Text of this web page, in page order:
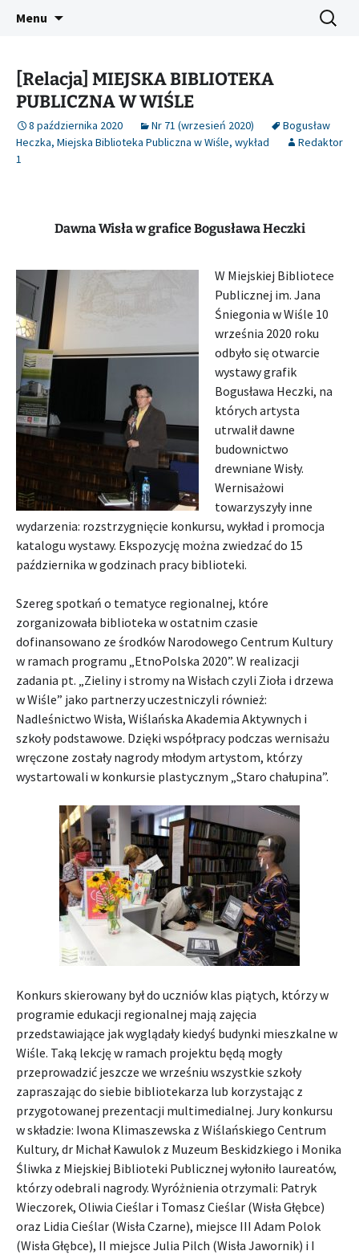
Śląski Pegaz
Platforma inicjatyw bibliotecznych
Menu Szukaj:
[Relacja] MIEJSKA BIBLIOTEKA
PUBLICZNA W WIŚLE
8 października 2020 Nr 71 (wrzesień 2020)
Bogusław
Heczka, Miejska Biblioteka Publiczna w Wiśle, wykład
Redaktor
1
Dawna Wisła w grafice Bogusława Heczki
W Miejskiej Bibliotece
Publicznej im. Jana
Śniegonia w Wiśle 10
września 2020 roku
odbyło się otwarcie
wystawy grafik
Bogusława Heczki, na
których artysta
utrwalił dawne
budownictwo
drewniane Wisły.
Wernisażowi
towarzyszyły inne
wydarzenia: rozstrzygnięcie konkursu, wykład i promocja
katalogu wystawy. Ekspozycję można zwiedzać do 15
października w godzinach pracy biblioteki.
Szereg spotkań o tematyce regionalnej, które
zorganizowała biblioteka w ostatnim czasie
dofinansowano ze środków Narodowego Centrum Kultury
w ramach programu „EtnoPolska 2020”. W realizacji
zadania pt. „Zieliny i stromy na Wisłach czyli Zioła i drzewa
w Wiśle” jako partnerzy uczestniczyli również:
Nadleśnictwo Wisła, Wiślańska Akademia Aktywnych i
szkoły podstawowe. Dzięki współpracy podczas wernisażu
wręczone zostały nagrody młodym artystom, którzy
wystartowali w konkursie plastycznym „Staro chałupina”.
Konkurs skierowany był do uczniów klas piątych, którzy w
programie edukacji regionalnej mają zajęcia
przedstawiające jak wyglądały kiedyś budynki mieszkalne w
Wiśle. Taką lekcję w ramach projektu będą mogły
przeprowadzić jeszcze we wrześniu wszystkie szkoły
zapraszając do siebie bibliotekarza lub korzystając z
przygotowanej prezentacji multimedialnej. Jury konkursu
w składzie: Iwona Klimaszewska z Wiślańskiego Centrum
Kultury, dr Michał Kawulok z Muzeum Beskidzkiego i Monika
Śliwka z Miejskiej Biblioteki Publicznej wyłoniło laureatów,
którzy odebrali nagrody. Wyróżnienia otrzymali: Patryk
Wieczorek, Oliwia Cieślar i Tomasz Cieślar (Wisła Głębce)
oraz Lidia Cieślar (Wisła Czarne), miejsce III Adam Polok
(Wisła Głębce), II miejsce Julia Pilch (Wisła Jawornik) i I